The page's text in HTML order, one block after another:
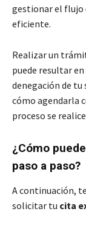
gestionar el flujo
eficiente.
Realizar un
puede resultar
denegación de tu
cómo agendarla
proceso se
¿Cómo
paso a paso?
A continuación,
solicitar tu cita